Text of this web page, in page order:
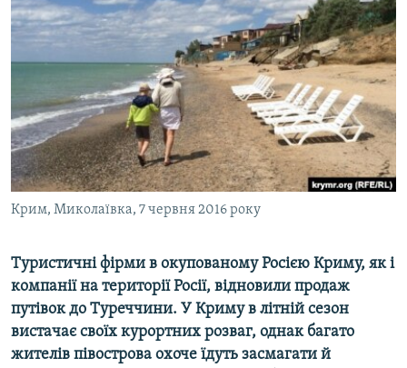
СПЕЦПРОЕКТИ
ВІДЕОУРОКИ «ELIFBE»
СВІДЧЕННЯ ОКУПАЦІЇ
УКРАЇНСЬКА ПРОБЛЕМА КРИМУ
ІНФОГРАФІКА
ЯК ОБІЙТИ БЛОКУВАННЯ
Русский
Qırımtatar
ДОЛУЧАЙСЯ!
Усі сайти RFE/RL
Крим, Миколаївка, 7 червня 2016 року
Туристичні фірми в окупованому Росією Криму, як і
компанії на території Росії, відновили продаж
путівок до Туреччини. У Криму в літній сезон
вистачає своїх курортних розваг, однак багато
жителів півострова охоче їдуть засмагати й